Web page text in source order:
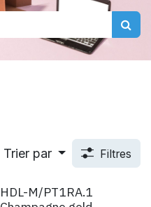
Trier par Filtres
HDL-M/PT1RA.1